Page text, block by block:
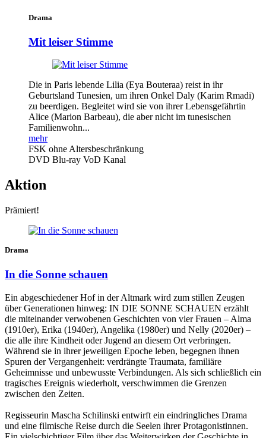
Drama
Mit leiser Stimme
Die in Paris lebende Lilia (Eya Bouteraa) reist in ihr
Geburtsland Tunesien, um ihren Onkel Daly (Karim Rmadi)
zu beerdigen. Begleitet wird sie von ihrer Lebensgefährtin
Alice (Marion Barbeau), die aber nicht im tunesischen
Familienwohn...
mehr
FSK ohne Altersbeschränkung
DVD Blu-ray VoD Kanal
Aktion
Prämiert!
Drama
In die Sonne schauen
Ein abgeschiedener Hof in der Altmark wird zum stillen Zeugen
über Generationen hinweg: IN DIE SONNE SCHAUEN erzählt
die miteinander verwobenen Geschichten von vier Frauen – Alma
(1910er), Erika (1940er), Angelika (1980er) und Nelly (2020er) –
die alle ihre Kindheit oder Jugend an diesem Ort verbringen.
Während sie in ihrer jeweiligen Epoche leben, begegnen ihnen
Spuren der Vergangenheit: verdrängte Traumata, familiäre
Geheimnisse und unbewusste Verbindungen. Als sich schließlich ein
tragisches Ereignis wiederholt, verschwimmen die Grenzen
zwischen den Zeiten.
Regisseurin Mascha Schilinski entwirft ein eindringliches Drama
und eine filmische Reise durch die Seelen ihrer Protagonistinnen.